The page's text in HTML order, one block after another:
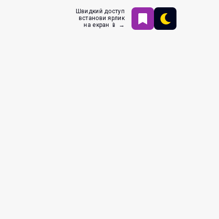
Швидкий доступ
встанови ярлик
на екран 📱 →